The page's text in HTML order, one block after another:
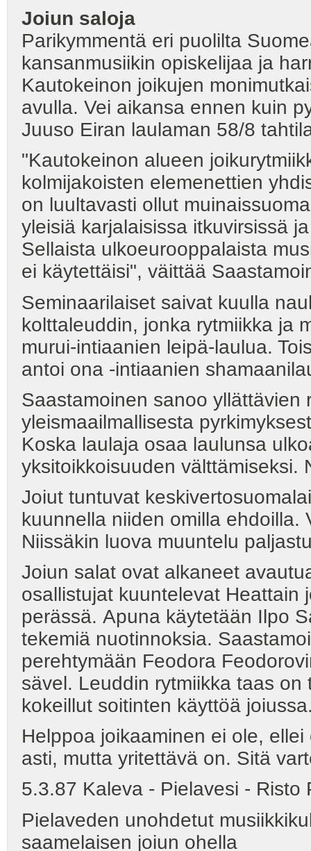
Joiun saloja
Parikymmentä eri puolilta
kansanmusiikin opiskelijaa ja
Kautokeinon joikujen
avulla. Vei aikansa ennen kuin
Juuso Eiran laulaman 58/8
"Kautokeinon alueen
kolmijakoisten elemenettien
on luultavasti ollut
yleisiä karjalaisissa itkuvirsissä
Sellaista ulkoeurooppalaista
ei käytettäisi", väittää
Seminaarilaiset saivat kuulla
kolttaleuddin, jonka rytmiikka ja
murui-intiaanien leipä-laulua.
antoi ona -intiaanien
Saastamoinen sanoo yllättävien
yleismaailmallisesta
Koska laulaja osaa laulunsa
yksitoikkoisuuden välttämiseksi.
Joiut tuntuvat
kuunnella niiden omilla ehdoilla.
Niissäkin luova muuntelu
Joiun salat ovat alkaneet
osallistujat kuuntelevat Heattain
perässä. Apuna käytetään Ilpo
tekemiä nuotinnoksia.
perehtymään Feodora
sävel. Leuddin rytmiikka taas
kokeillut soitinten käyttöä
Helppoa joikaaminen ei ole,
asti, mutta yritettävä on. Sitä
5.3.87 Kaleva - Pielavesi -
Pielaveden unohdetut
saamelaisen joiun ohella